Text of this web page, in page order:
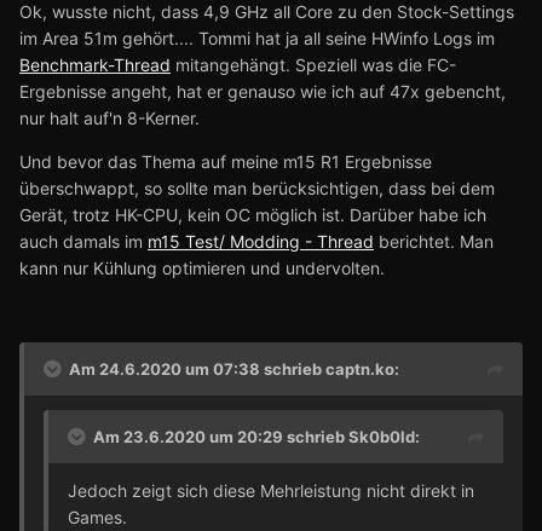
Ok, wusste nicht, dass 4,9 GHz all Core zu den Stock-Settings
im Area 51m gehört.... Tommi hat ja all seine HWinfo Logs im
Benchmark-Thread mitangehängt. Speziell was die FC-
Ergebnisse angeht, hat er genauso wie ich auf 47x gebencht,
nur halt auf'n 8-Kerner.
Und bevor das Thema auf meine m15 R1 Ergebnisse
überschwappt, so sollte man berücksichtigen, dass bei dem
Gerät, trotz HK-CPU, kein OC möglich ist. Darüber habe ich
auch damals im m15 Test/ Modding - Thread berichtet. Man
kann nur Kühlung optimieren und undervolten.
Am 24.6.2020 um 07:38 schriebcaptn.ko:
Am 23.6.2020 um 20:29 schriebSk0b0ld:
Jedoch zeigt sich diese Mehrleistung nicht direkt in
Games.